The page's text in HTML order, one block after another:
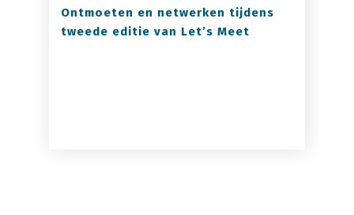
Ontmoeten en netwerken tijdens
tweede editie van Let’s Meet